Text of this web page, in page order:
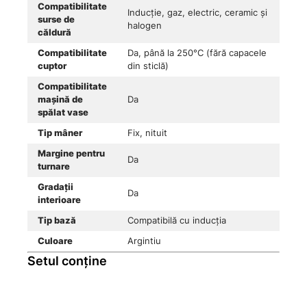
Compatibilitate
surse de
căldură
Inducție, gaz, electric, ceramic și
halogen
Compatibilitate
cuptor
Da, până la 250°C (fără capacele
din sticlă)
Compatibilitate
mașină de
spălat vase
Da
Tip mâner
Fix, nituit
Margine pentru
turnare
Da
Gradații
interioare
Da
Tip bază
Compatibilă cu inducția
Culoare
Argintiu
Setul conține